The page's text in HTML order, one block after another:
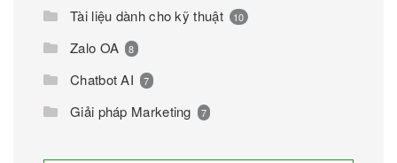
Tài liệu dành cho kỹ thuật 10
Zalo OA 8
Chatbot AI 7
Giải pháp Marketing 7